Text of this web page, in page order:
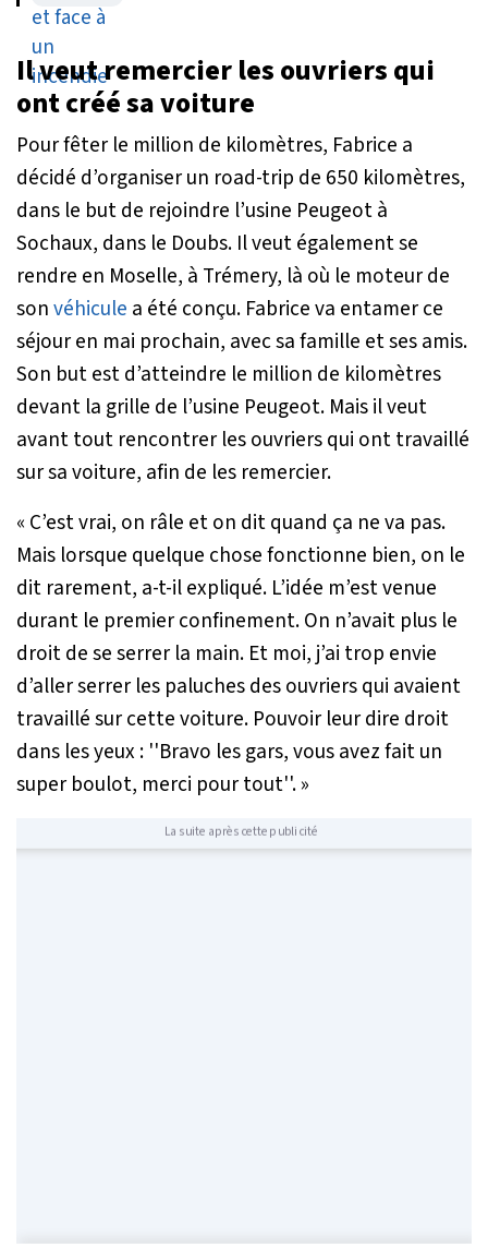
Il veut remercier les ouvriers qui
ont créé sa voiture
Pour fêter le million de kilomètres, Fabrice a
décidé d’organiser un road-trip de 650 kilomètres,
dans le but de rejoindre l’usine Peugeot à
Sochaux, dans le Doubs. Il veut également se
rendre en Moselle, à Trémery, là où le moteur de
sonvéhicule a été conçu. Fabrice va entamer ce
séjour en mai prochain, avec sa famille et ses amis.
Son but est d’atteindre le million de kilomètres
devant la grille de l’usine Peugeot. Mais il veut
avant tout rencontrer les ouvriers qui ont travaillé
sur sa voiture, afin de les remercier.
« C’est vrai, on râle et on dit quand ça ne va pas.
Mais lorsque quelque chose fonctionne bien, on le
dit rarement, a-t-il expliqué. L’idée m’est venue
durant le premier confinement. On n’avait plus le
droit de se serrer la main. Et moi, j’ai trop envie
d’aller serrer les paluches des ouvriers qui avaient
travaillé sur cette voiture. Pouvoir leur dire droit
dans les yeux : ''Bravo les gars, vous avez fait un
super boulot, merci pour tout''. »
La suite après cette publicité